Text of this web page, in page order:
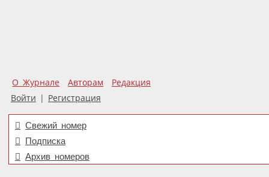
О Журнале Авторам
Редакция
Войти | Регистрация
Свежий номер
Подписка
Архив номеров